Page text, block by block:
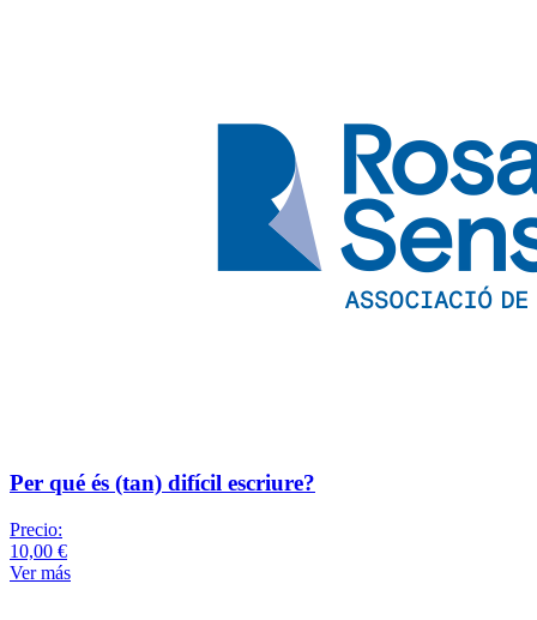
Per qué és (tan) difícil escriure?
Precio:
10,00 €
Ver más